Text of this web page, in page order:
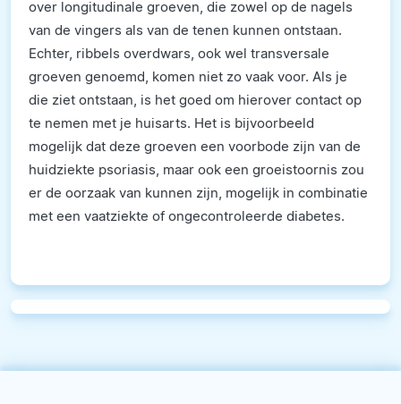
over longitudinale groeven, die zowel op de nagels
van de vingers als van de tenen kunnen ontstaan.
Echter, ribbels overdwars, ook wel transversale
groeven genoemd, komen niet zo vaak voor. Als je
die ziet ontstaan, is het goed om hierover contact op
te nemen met je huisarts. Het is bijvoorbeeld
mogelijk dat deze groeven een voorbode zijn van de
huidziekte psoriasis, maar ook een groeistoornis zou
er de oorzaak van kunnen zijn, mogelijk in combinatie
met een vaatziekte of ongecontroleerde diabetes.